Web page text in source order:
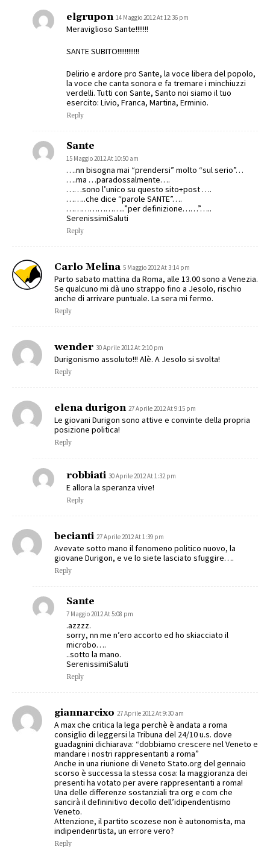
elgrupon 14 Maggio 2012 At 12:36 pm
Meraviglioso Sante!!!!!!!
SANTE SUBITO!!!!!!!!!!!!
Delirio e ardore pro Sante, la voce libera del popolo,
la voce che canta sonora e fa tremare i minchiuzzi
verdelli. Tutti con Sante, Santo noi siamo il tuo
esercito: Livio, Franca, Martina, Erminio.
Reply
Sante
15 Maggio 2012 At 10:50 am
….nn bisogna mai “prendersi” molto “sul serio”…
….ma …paradossalmente….
……sono l’unico su questo sito+post ….
……..che dice “parole SANTE”….
…………………..”per definizione……”…..
SerenissimiSaluti
Reply
Carlo Melina 5 Maggio 2012 At 3:14 pm
Parto sabato mattina da Roma, alle 13.00 sono a Venezia.
Se qualcuno mi dà uno strappo fino a Jesolo, rischio
anche di arrivare puntuale. La sera mi fermo.
Reply
wender 30 Aprile 2012 At 2:10 pm
Durigonismo assoluto!!! Alè. A Jesolo si svolta!
Reply
elena durigon 27 Aprile 2012 At 9:15 pm
Le giovani Durigon sono attive e convinte della propria
posizione politica!
Reply
robbiati 30 Aprile 2012 At 1:32 pm
E allora la speranza vive!
Reply
becianti 27 Aprile 2012 At 1:39 pm
Avevate sotto mano il fenomeno politico nuovo, la
giovane Durigon, e ve lo siete lasciato sfuggire….
Reply
Sante
7 Maggio 2012 At 5:08 pm
.azzzz.
sorry, nn me n’ero accorto ed ho skiacciato il
microbo….
..sotto la mano.
SerenissimiSaluti
Reply
giannarcixo 27 Aprile 2012 At 9:30 am
A max che critica la lega perchè è andata a roma
consiglio di leggersi la Tribuna del 24/10 u.s. dove
guadagnini dichiarava: “dobbiamo crescere nel Veneto e
mandare i nostri rappresentanti a roma”
Anche in una riunione di Veneto Stato.org del gennaio
scorso è successa la stessa cosa: la maggioranza dei
presenti ha votato per avere rappresentanti a roma!
Una delle differenze sostanziali tra org e com che
sancirà il defininitivo decollo dell’idipendentismo
Veneto.
Attenzione, il partito scozese non è autonomista, ma
indipendenrtista, un errore vero?
Reply